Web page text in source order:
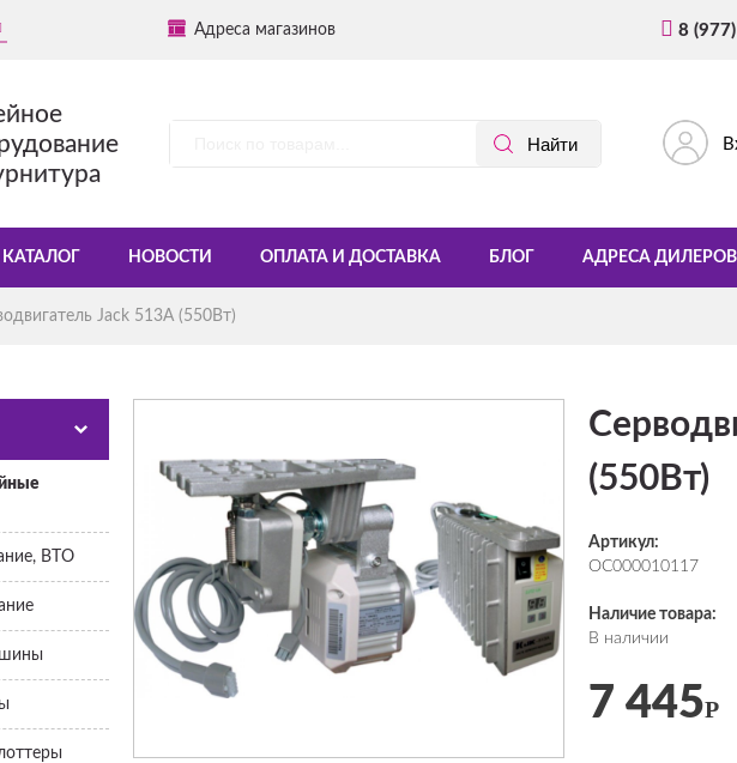
Адреса магазинов 8
КАТАЛОГ НОВОСТИ ОПЛАТА И ДОСТАВКА БЛОГ АДРЕСА ДИЛЕРОВ
Jack 513А (550Вт)
ВТО
(550Вт)
Артикул:
ОС000010117
Наличие товара:
В наличии
7 445Р